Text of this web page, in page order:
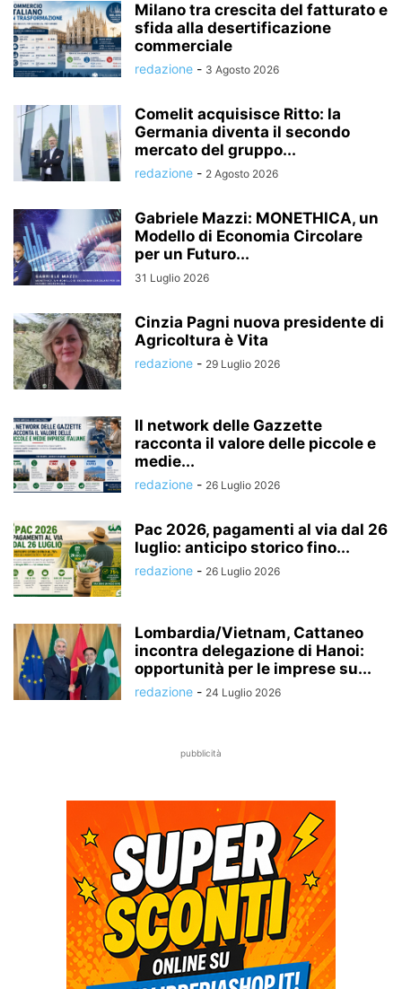
Milano tra crescita del fatturato e
sfida alla desertificazione
commerciale
redazione - 3 Agosto 2026
Comelit acquisisce Ritto: la
Germania diventa il secondo
mercato del gruppo...
redazione - 2 Agosto 2026
Gabriele Mazzi: MONETHICA, un
Modello di Economia Circolare
per un Futuro...
31 Luglio 2026
Cinzia Pagni nuova presidente di
Agricoltura è Vita
redazione - 29 Luglio 2026
Il network delle Gazzette
racconta il valore delle piccole e
medie...
redazione - 26 Luglio 2026
Pac 2026, pagamenti al via dal 26
luglio: anticipo storico fino...
redazione - 26 Luglio 2026
Lombardia/Vietnam, Cattaneo
incontra delegazione di Hanoi:
opportunità per le imprese su...
redazione - 24 Luglio 2026
pubblicità